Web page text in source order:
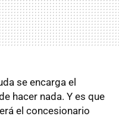
se encarga el
hacer nada. Y es que
el concesionario